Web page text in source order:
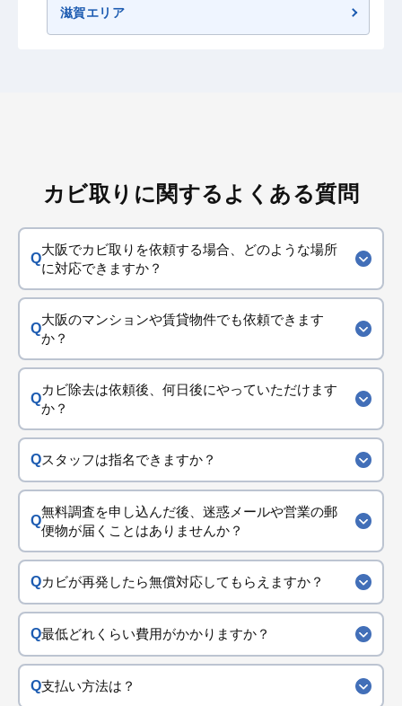
滋賀エリア
カビ取りに関するよくある質問
大阪でカビ取りを依頼する場合、どのような場所
に対応できますか？
大阪のマンションや賃貸物件でも依頼できます
か？
カビ除去は依頼後、何日後にやっていただけます
か？
スタッフは指名できますか？
無料調査を申し込んだ後、迷惑メールや営業の郵
便物が届くことはありませんか？
カビが再発したら無償対応してもらえますか？
最低どれくらい費用がかかりますか？
支払い方法は？